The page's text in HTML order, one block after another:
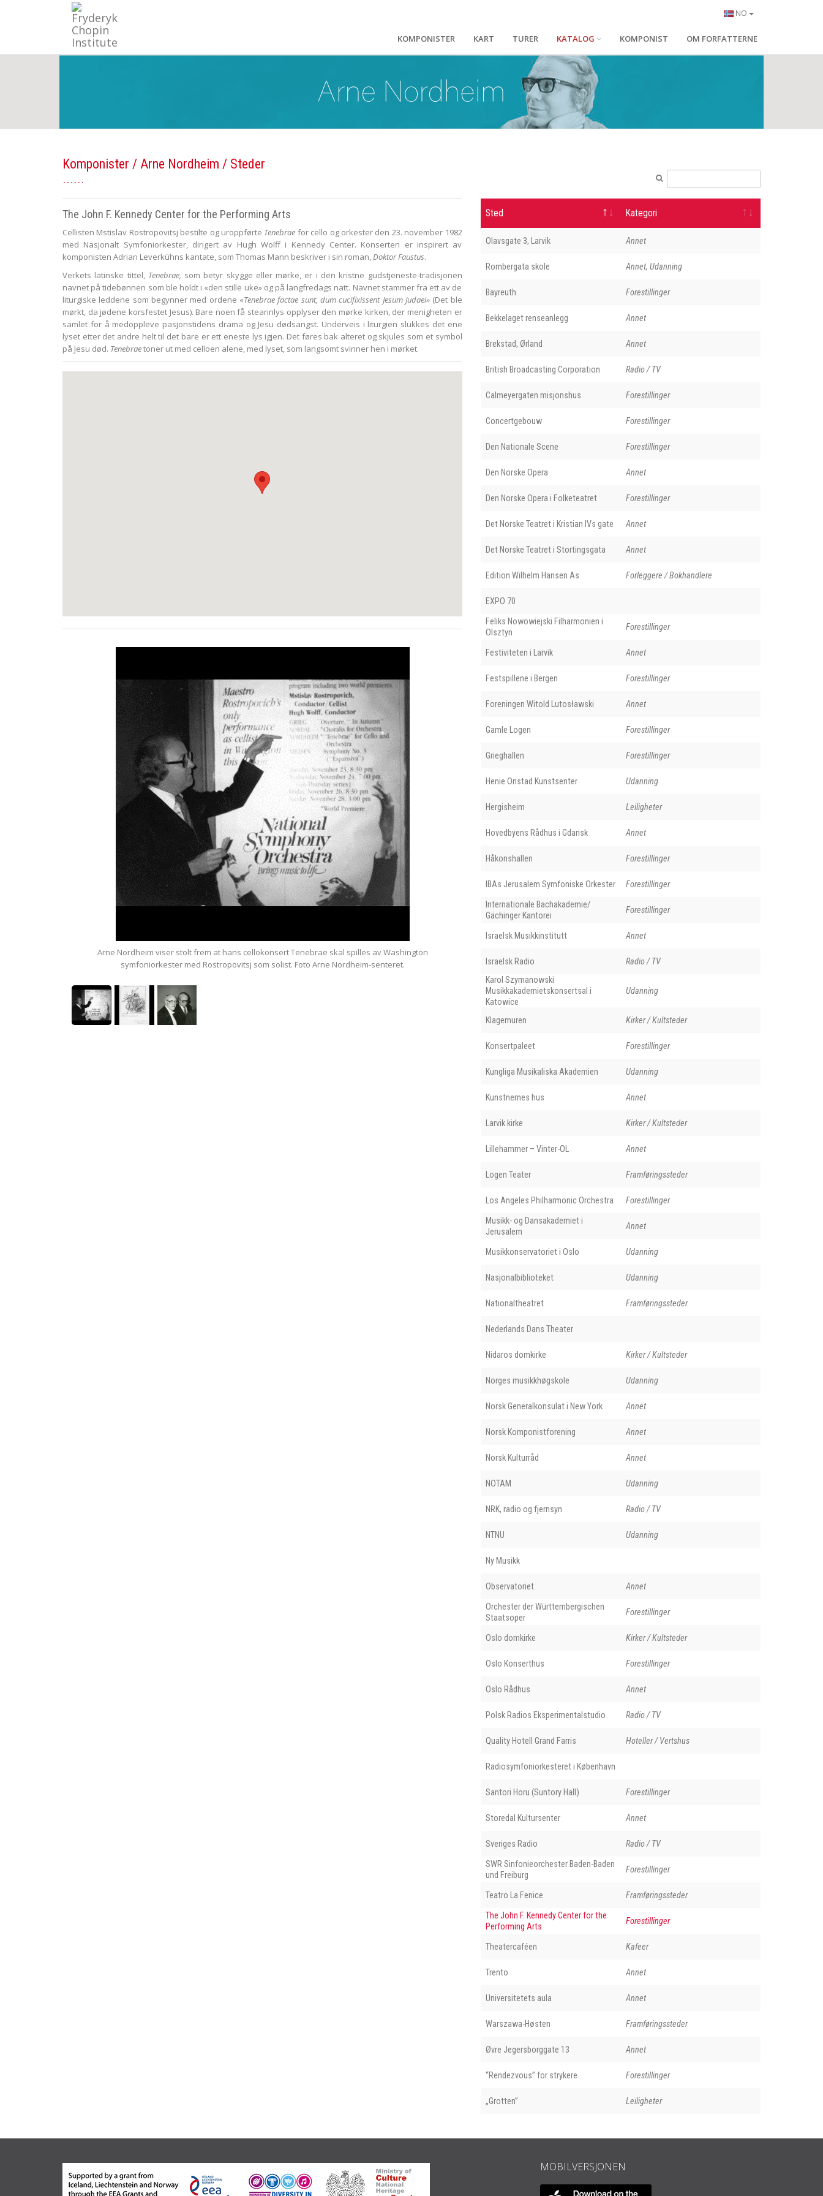
NO
KOMPONISTER KART TURER KATALOG KOMPONIST OM FORFATTERNE
Komponister / Arne Nordheim / Steder
The John F. Kennedy Center for the Performing Arts
Cellisten Mstislav Rostropovitsj bestilte og uroppførte Tenebrae for cello og orkester den 23. november 1982
med Nasjonalt Symfoniorkester, dirigert av Hugh Wolff i Kennedy Center. Konserten er inspirert av
komponisten Adrian Leverkühns kantate, som Thomas Mann beskriver i sin roman,Doktor Faustus.
Verkets latinske tittel, Tenebrae, som betyr skygge eller mørke, er i den kristne gudstjeneste-tradisjonen
navnet på tidebønnen som ble holdt i «den stille uke» og på langfredags natt. Navnet stammer fra ett av de
liturgiske leddene som begynner med ordene «Tenebrae factae sunt, dum cucifixissent Jesum Judaei»(Det ble
mørkt, da jødene korsfestet Jesus). Bare noen få stearinlys opplyser den mørke kirken, der menigheten er
samlet for å medoppleve pasjonstidens drama og Jesu dødsangst. Underveis i liturgien slukkes det ene
lyset etter det andre helt til det bare er ett eneste lys igjen. Det føres bak alteret og skjules som et symbol
på Jesu død. Tenebraetoner ut med celloen alene, med lyset, som langsomt svinner hen i mørket.
Arne Nordheim viser stolt frem at hans cellokonsert Tenebrae skal spilles av Washington
symfoniorkester med Rostropovitsj som solist. Foto Arne Nordheim-senteret.
desember 1982. Foto Arne Nordheim-senteret.
Sted Kategori
Olavsgate 3, Larvik Annet
Rombergata skole Annet, Udanning
Bayreuth Forestillinger
Bekkelaget renseanlegg Annet
Brekstad, Ørland Annet
British Broadcasting Corporation Radio / TV
Calmeyergaten misjonshus Forestillinger
Concertgebouw Forestillinger
Den Nationale Scene Forestillinger
Den Norske Opera Annet
Den Norske Opera i Folketeatret Forestillinger
Det Norske Teatret i Kristian IVs gate Annet
Det Norske Teatret i Stortingsgata Annet
Edition Wilhelm Hansen As Forleggere / Bokhandlere
EXPO 70
Feliks Nowowiejski Filharmonien i
Olsztyn
Forestillinger
Festiviteten i Larvik Annet
Festspillene i Bergen Forestillinger
Foreningen Witold Lutosławski Annet
Gamle Logen Forestillinger
Grieghallen Forestillinger
Henie Onstad Kunstsenter Udanning
Hergisheim Leiligheter
Hovedbyens Rådhus i Gdansk Annet
Håkonshallen Forestillinger
IBAs Jerusalem Symfoniske Orkester Forestillinger
Internationale Bachakademie/
Gächinger Kantorei
Forestillinger
Israelsk Musikkinstitutt Annet
Israelsk Radio
Radio / TV
Karol Szymanowski
Musikkakademietskonsertsal i
Katowice
Udanning
Klagemuren Kirker / Kultsteder
Konsertpaleet Forestillinger
Kungliga Musikaliska Akademien Udanning
Kunstnernes hus Annet
Larvik kirke Kirker / Kultsteder
Lillehammer – Vinter-OL Annet
Logen Teater Framføringssteder
Los Angeles Philharmonic Orchestra Forestillinger
Musikk- og Dansakademiet i
Jerusalem
Annet
Musikkonservatoriet i Oslo Udanning
Nasjonalbiblioteket Udanning
Nationaltheatret Framføringssteder
Nederlands Dans Theater
Nidaros domkirke Kirker / Kultsteder
Norges musikkhøgskole Udanning
Norsk Generalkonsulat i New York Annet
Norsk Komponistforening Annet
Norsk Kulturråd Annet
NOTAM Udanning
NRK, radio og fjernsyn Radio / TV
NTNU Udanning
Ny Musikk
Observatoriet Annet
Orchester der Württembergischen
Staatsoper
Forestillinger
Oslo domkirke Kirker / Kultsteder
Oslo Konserthus Forestillinger
Oslo Rådhus Annet
Polsk Radios Eksperimentalstudio Radio / TV
Quality Hotell Grand Farris Hoteller / Vertshus
Radiosymfoniorkesteret i København
Santori Horu (Suntory Hall) Forestillinger
Storedal Kultursenter Annet
Sveriges Radio Radio / TV
SWR Sinfonieorchester Baden-Baden
und Freiburg
Forestillinger
Teatro La Fenice Framføringssteder
The John F. Kennedy Center for the
Performing Arts
Forestillinger
Theatercaféen Kafeer
Trento Annet
Universitetets aula Annet
Warszawa-Høsten Framføringssteder
Øvre Jegersborggate 13 Annet
“Rendezvous” for strykere Forestillinger
„Grotten” Leiligheter
MOBILVERSJONEN